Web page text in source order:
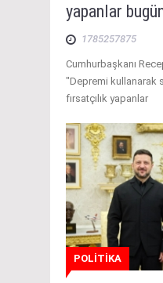
yapanlar
1785257875
Cumhurbaşkanı
"Depremi kullanarak
fırsatçılık yapanlar
POLİTİKA